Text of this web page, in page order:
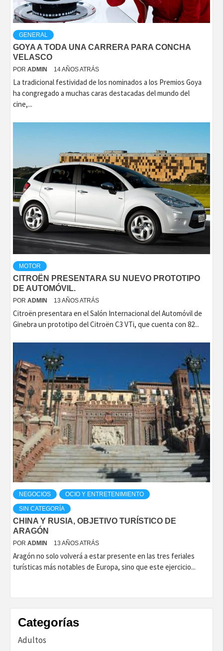
GENERAL
GOYA A TODA UNA CARRERA PARA CONCHA
VELASCO
POR ADMIN 14 AÑOS ATRÁS
La tradicional festividad de los nominados a los Premios Goya
ha congregado a muchas caras destacadas del mundo del
cine,...
MOTOR
CITROËN PRESENTARA SU NUEVO PROTOTIPO
DE AUTOMÓVIL.
POR ADMIN 13 AÑOS ATRÁS
Citroën presentara en el Salón Internacional del Automóvil de
Ginebra un prototipo del Citroën C3 VTi, que cuenta con 82...
NEGOCIOS OCIO Y ENTRETENIMIENTO
SIN CATEGORÍA
CHINA Y RUSIA, OBJETIVO TURÍSTICO DE
ARAGÓN
POR ADMIN 13 AÑOS ATRÁS
Aragón no solo volverá a estar presente en las tres feriales
turísticas más notables de Europa, sino que este ejercicio...
Categorías
Adultos